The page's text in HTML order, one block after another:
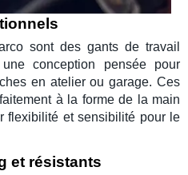
sont des gants de travail
conception pensée pour
en atelierougarage. Ces
à la forme de la main
flexibilité et sensibilité pour le
et résistants